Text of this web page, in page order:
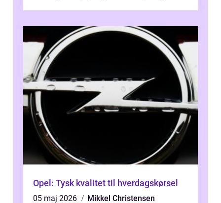
Opel: Tysk kvalitet til hverdagskørsel
05 maj 2026 Mikkel Christensen